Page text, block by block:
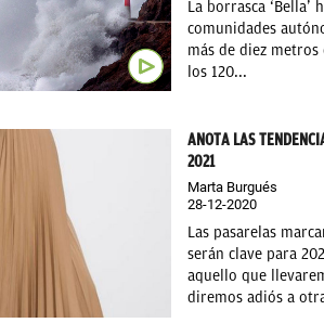
La borrasca
comunidades
más de diez
los 120...
ANOTA LAS
2021
Marta Burgués
28-12-2020
Las pasarelas
serán clave para
aquello que
diremos adiós a